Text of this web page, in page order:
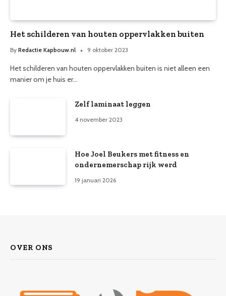
Het schilderen van houten oppervlakken buiten
By Redactie Kapbouw.nl 9 oktober 2023
Het schilderen van houten oppervlakken buiten is niet alleen een
manier om je huis er…
Zelf laminaat leggen
4 november 2023
Hoe Joel Beukers met fitness en
ondernemerschap rijk werd
19 januari 2026
OVER ONS